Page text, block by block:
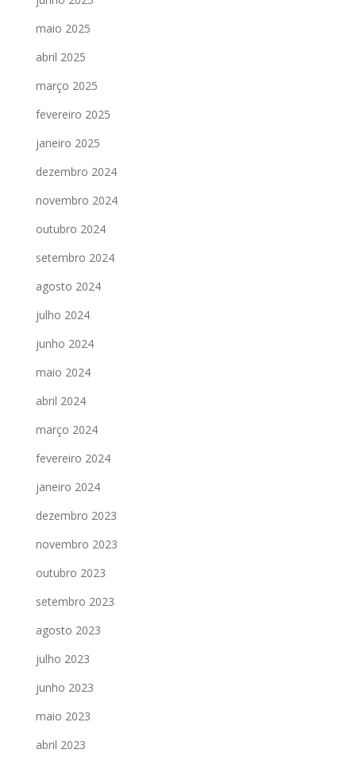
maio 2025
abril 2025
março 2025
fevereiro 2025
janeiro 2025
dezembro 2024
novembro 2024
outubro 2024
setembro 2024
agosto 2024
julho 2024
junho 2024
maio 2024
abril 2024
março 2024
fevereiro 2024
janeiro 2024
dezembro 2023
novembro 2023
outubro 2023
setembro 2023
agosto 2023
julho 2023
junho 2023
maio 2023
abril 2023